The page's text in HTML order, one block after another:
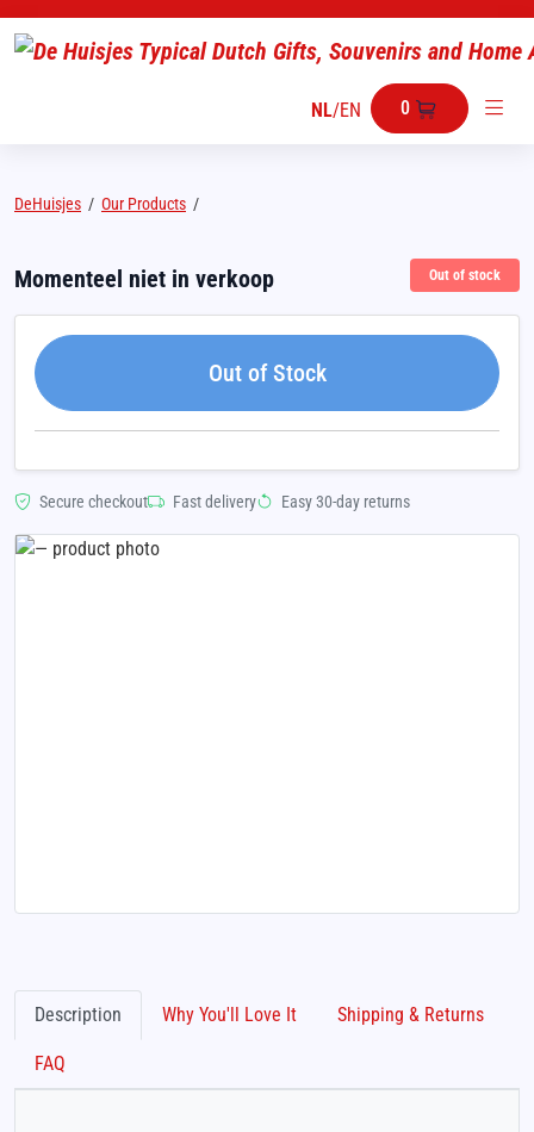
NL/EN 0
DeHuisjes / Our Products /
Momenteel niet in verkoop Out of stock
Out of Stock
Secure checkout Fast delivery Easy 30-day returns
Description Why You'll Love It Shipping & Returns
FAQ